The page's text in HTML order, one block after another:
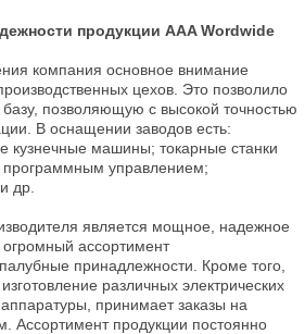
продукции AAA Wordwide
компания основное внимание
цехов. Это позволило
позволяющую с высокой точностью
В оснащении заводов есть:
кузнечные машины; токарные станки
программным управлением;
др.
является мощное, надежное
ассортимент
принадлежности. Кроме того,
различных электрических
принимает заказы на
Ассортимент продукции постоянно